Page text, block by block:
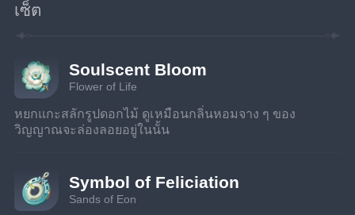
เซ็ต
Soulscent Bloom
Flower of Life
หยกแกะสลักรูปดอกไม้ ดูเหมือนกลิ่นหอมจาง ๆ ของ
วิญญาณจะล่องลอยอยู่ในนั้น
Symbol of Feliciation
Sands of Eon